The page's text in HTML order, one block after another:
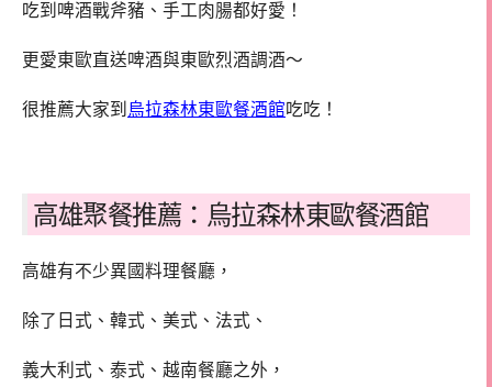
吃到啤酒戰斧豬、手工肉腸都好愛！
更愛東歐直送啤酒與東歐烈酒調酒～
很推薦大家到 烏拉森林東歐餐酒館吃吃！
高雄聚餐推薦：烏拉森林東歐餐酒館
高雄有不少異國料理餐廳，
除了日式、韓式、美式、法式、
義大利式、泰式、越南餐廳之外，